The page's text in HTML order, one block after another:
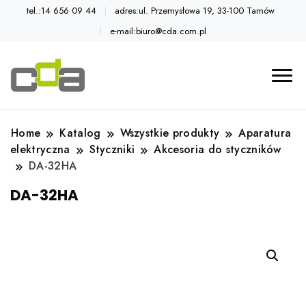
tel.:14 656 09 44
adres:ul. Przemysłowa 19, 33-100 Tarnów
e-mail:biuro@cda.com.pl
Home Katalog Wszystkie produkty
Aparatura
elektryczna
Styczniki
Akcesoria do styczników
DA-32HA
DA-32HA